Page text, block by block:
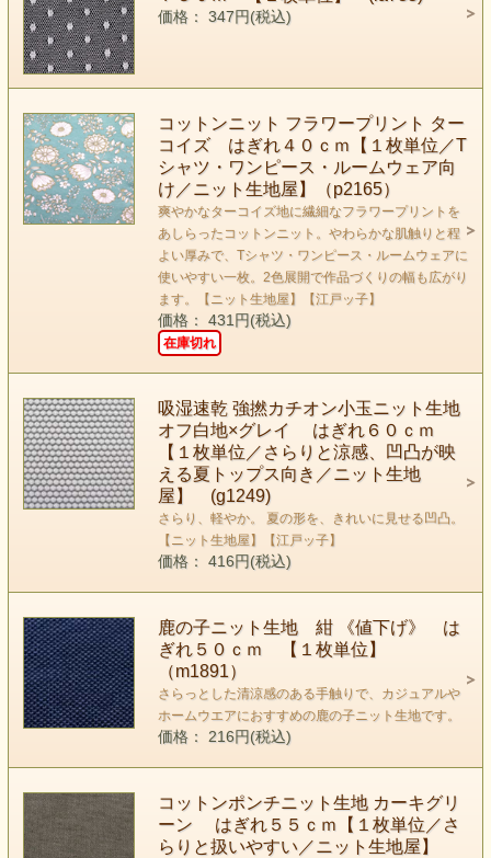
価格： 347円(税込)
コットンニット フラワープリント ター
コイズ はぎれ４０ｃｍ【１枚単位／T
シャツ・ワンピース・ルームウェア向
け／ニット生地屋】（p2165）
爽やかなターコイズ地に繊細なフラワープリントを
あしらったコットンニット。やわらかな肌触りと程
よい厚みで、Tシャツ・ワンピース・ルームウェアに
使いやすい一枚。2色展開で作品づくりの幅も広がり
ます。【ニット生地屋】【江戸ッ子】
価格： 431円(税込)
在庫切れ
吸湿速乾 強撚カチオン小玉ニット生地
オフ白地×グレイ はぎれ６０ｃｍ
【１枚単位／さらりと涼感、凹凸が映
える夏トップス向き／ニット生地
屋】 (g1249)
さらり、軽やか。 夏の形を、きれいに見せる凹凸。
【ニット生地屋】【江戸ッ子】
価格： 416円(税込)
鹿の子ニット生地 紺 《値下げ》 は
ぎれ５０ｃｍ 【１枚単位】
（m1891）
さらっとした清涼感のある手触りで、カジュアルや
ホームウエアにおすすめの鹿の子ニット生地です。
価格： 216円(税込)
コットンポンチニット生地 カーキグリ
ーン はぎれ５５ｃｍ【１枚単位／さ
らりと扱いやすい／ニット生地屋】